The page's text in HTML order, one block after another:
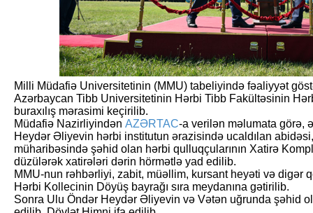
Milli Müdafiə Universitetinin (MMU) tabeliyində fəaliyyət
Azərbaycan Tibb Universitetinin Hərbi Tibb Fakültəsinin
buraxılış mərasimi keçirilib.
Müdafiə Nazirliyindən AZƏRTAC-a verilən məlumata görə,
Heydər Əliyevin hərbi institutun ərazisində ucaldılan
müharibəsində şəhid olan hərbi qulluqçularının Xatirə
düzülərək xatirələri dərin hörmətlə yad edilib.
MMU-nun rəhbərliyi, zabit, müəllim, kursant heyəti və digər
Hərbi Kollecinin Döyüş bayrağı sıra meydanına gətirilib.
Sonra Ulu Öndər Heydər Əliyevin və Vətən uğrunda şəhid